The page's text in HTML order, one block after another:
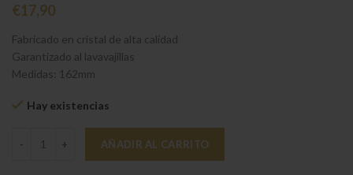
€17,90
Fabricado en cristal de alta calidad
Garantizado al lavavajillas
Medidas: 162mm
Hay existencias
Boston Vaso alto/Cerveza cantidad
AÑADIR AL CARRITO